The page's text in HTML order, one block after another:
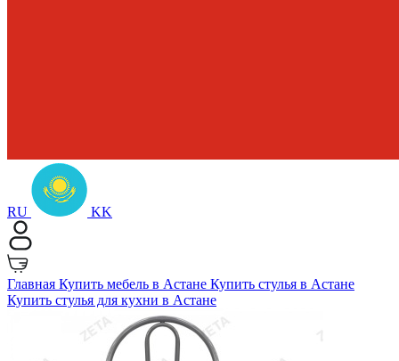
RU KK
Главная Купить мебель в Астане Купить стулья в Астане
Купить стулья для кухни в Астане